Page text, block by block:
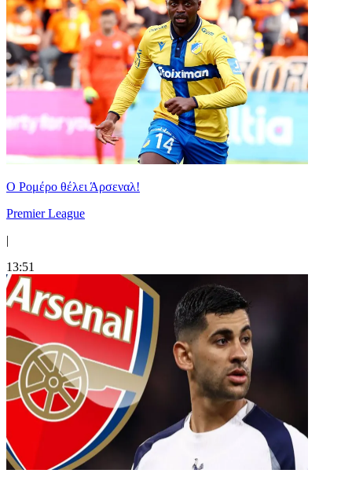
Ο Ρομέρο θέλει Άρσεναλ!
Premier League
|
13:51